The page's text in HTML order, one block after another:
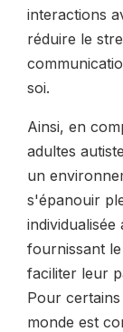
interactions
réduire le
soi.
Ainsi, en
adultes
un
s'épanouir
fournissant
faciliter leur
Pour
monde est